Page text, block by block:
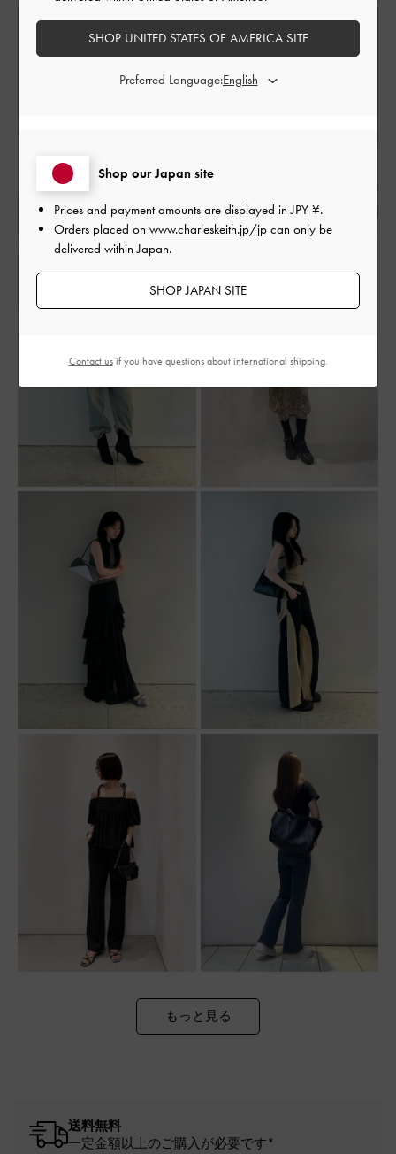
もっと見る
送料無料
一定金額以上のご購入が必要です*
Shop our Japan site
Prices and payment amounts are displayed inJPY ¥.
Orders placed on www.charleskeith.jp/jp can only be
delivered within Japan.
SHOP JAPAN SITE
SHOP UNITED STATES OF AMERICA SITE
Preferred Language:
Contact usif you have questions about international shipping.